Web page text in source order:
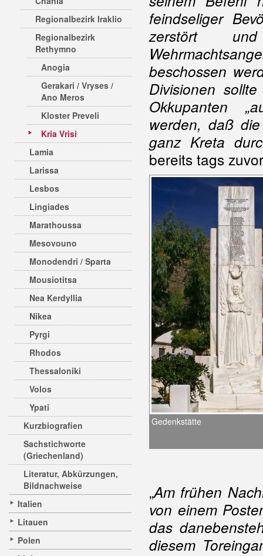
Regionalbezirk Iraklio
Regionalbezirk
Rethymno
Anogia
Gerakari / Vryses /
Ano Meros
Kloster Preveli
Kria Vrisi
Lamia
Larissa
Lesbos
Lingiades
Marathoussa
Mesovouno
Monodendri / Sparta
Mousiotitsa
Nea Kerdyllia
Nikea
Pyrgi
Rhodos
Thessaloniki
Volos
Ypati
Kurzbiografien
Sachstichworte
(Griechenland)
Literatur, Abkürzungen,
Bildnachweise
Italien
Litauen
Polen
feindseliger
zerstört
beschossen
Divisionen
Okkupanten
werden, daß
ganz Kreta
bereits tags
Gedenkstätte
„Am frühen
von einem
das
diesem